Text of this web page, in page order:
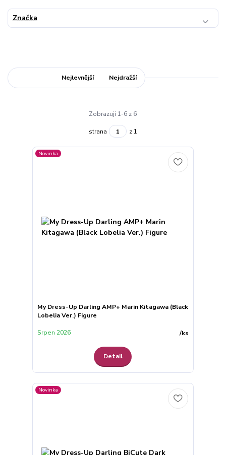
Značka
Nejlevnější Nejdražší
Zobrazuji 1-6 z 6
strana z 1
Novinka
My Dress-Up Darling AMP+ Marin Kitagawa (Black
Lobelia Ver.) Figure
/ks
Srpen 2026
Detail
Novinka